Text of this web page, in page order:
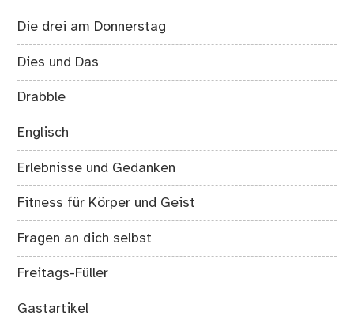
Die drei am Donnerstag
Dies und Das
Drabble
Englisch
Erlebnisse und Gedanken
Fitness für Körper und Geist
Fragen an dich selbst
Freitags-Füller
Gastartikel